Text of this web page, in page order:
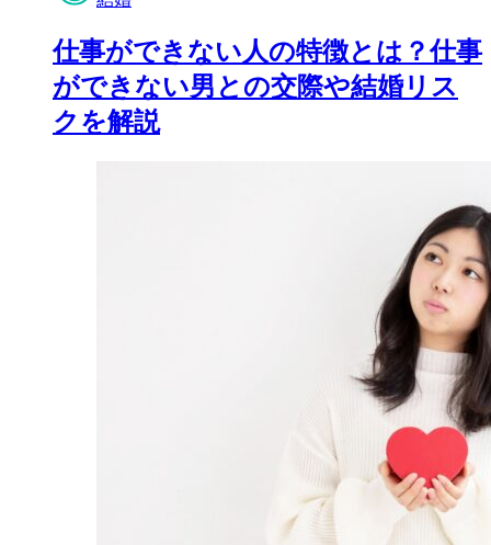
仕事ができない人の特徴とは？仕事
ができない男との交際や結婚リス
クを解説